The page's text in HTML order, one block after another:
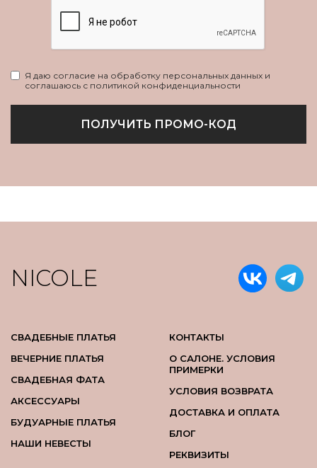
Я даю согласие на обработку персональных данных и
соглашаюсь с политикой конфиденциальности
ПОЛУЧИТЬ ПРОМО-КОД
NICOLE
СВАДЕБНЫЕ ПЛАТЬЯ
ВЕЧЕРНИЕ ПЛАТЬЯ
СВАДЕБНАЯ ФАТА
АКСЕССУАРЫ
БУДУАРНЫЕ ПЛАТЬЯ
НАШИ НЕВЕСТЫ
КОНТАКТЫ
О САЛОНЕ. УСЛОВИЯ
ПРИМЕРКИ
УСЛОВИЯ ВОЗВРАТА
ДОСТАВКА И ОПЛАТА
БЛОГ
РЕКВИЗИТЫ